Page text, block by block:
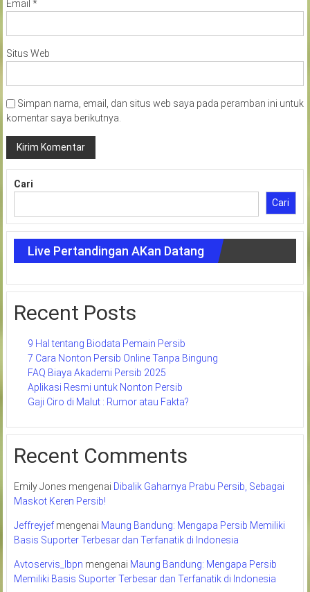
Email *
Situs Web
Simpan nama, email, dan situs web saya pada peramban ini untuk
komentar saya berikutnya.
Cari
Cari
Live Pertandingan AKan Datang
Recent Posts
9 Hal tentang Biodata Pemain Persib
7 Cara Nonton Persib Online Tanpa Bingung
FAQ Biaya Akademi Persib 2025
Aplikasi Resmi untuk Nonton Persib
Gaji Ciro di Malut : Rumor atau Fakta?
Recent Comments
Emily Jones mengenai Dibalik Gaharnya Prabu Persib, Sebagai
Maskot Keren Persib!
Jeffreyjefmengenai Maung Bandung: Mengapa Persib Memiliki
Basis Suporter Terbesar dan Terfanatik di Indonesia
Avtoservis_lbpn mengenai Maung Bandung: Mengapa Persib
Memiliki Basis Suporter Terbesar dan Terfanatik di Indonesia